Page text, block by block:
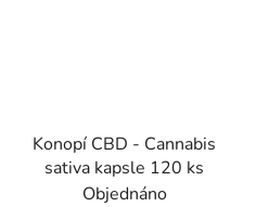
Konopí CBD - Cannabis
sativa kapsle 120 ks
Objednáno